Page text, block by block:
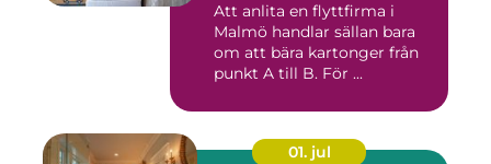
Att anlita en flyttfirma i
Malmö handlar sällan bara
om att bära kartonger från
punkt A till B. För ...
01. jul